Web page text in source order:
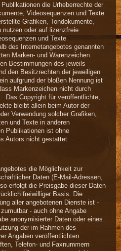
die Urheberrechte der
Videosequenzen und Texte
Grafiken, Tondokumente,
nutzen oder auf lizenzfreie
und Texte
des Internetangebotes genannten
Marken- und Warenzeichen
Bestimmungen des jeweils
den Besitzrechten der jeweiligen
aufgrund der bloßen Nennung ist
Markenzeichen nicht durch
Copyright für veröffentlichte,
bleibt allein beim Autor der
Verwendung solcher Grafiken,
und Texte in anderen
Publikationen ist ohne
Autors nicht gestattet.
die Möglichkeit zur
Daten (E-Mail-Adressen,
erfolgt die Preisgabe dieser Daten
freiwilliger Basis. Die
aller angebotenen Dienste ist -
- auch ohne Angabe
anonymisierter Daten oder eines
der im Rahmen des
Angaben veröffentlichten
Telefon- und Faxnummern